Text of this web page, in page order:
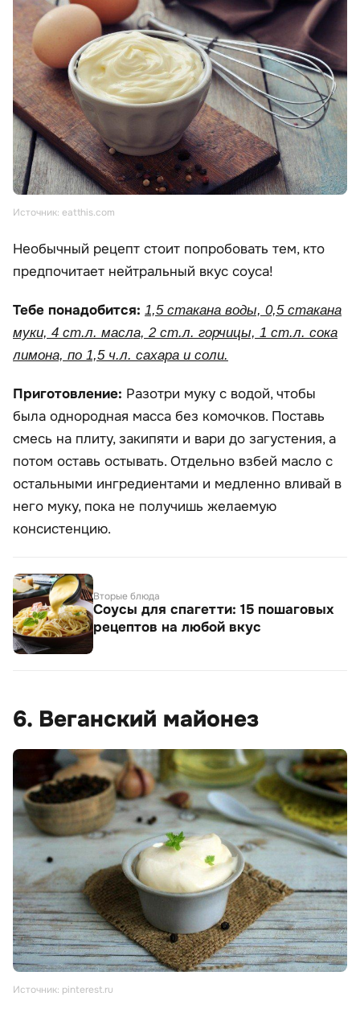
Источник: eatthis.com
Необычный рецепт стоит попробовать тем, кто
предпочитает нейтральный вкус соуса!
Тебе понадобится: 1,5 стакана воды, 0,5 стакана
муки, 4 ст.л. масла, 2 ст.л. горчицы, 1 ст.л. сока
лимона, по 1,5 ч.л. сахара и соли.
Приготовление: Разотри муку с водой, чтобы
была однородная масса без комочков. Поставь
смесь на плиту, закипяти и вари до загустения, а
потом оставь остывать. Отдельно взбей масло с
остальными ингредиентами и медленно вливай в
него муку, пока не получишь желаемую
консистенцию.
Вторые блюда
Соусы для спагетти: 15 пошаговых
рецептов на любой вкус
6. Веганский майонез
Источник: pinterest.ru